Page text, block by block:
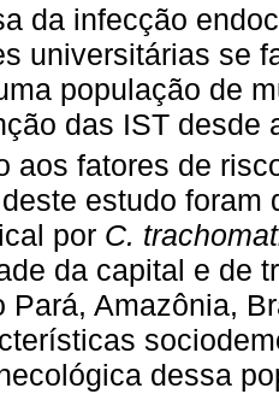
da infecção
universitárias se
população de
das IST desde
aos fatores de
estudo foram
por C.
da capital e de
Pará, Amazônia,
dessa